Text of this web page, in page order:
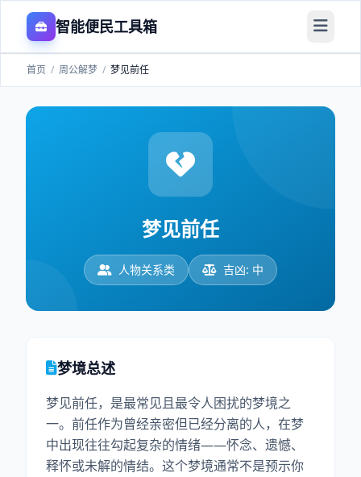
智能便民工具箱
首页 / 周公解梦 / 梦见前任
梦见前任
人物关系类 吉凶: 中
梦境总述
梦见前任，是最常见且最令人困扰的梦境之
一。前任作为曾经亲密但已经分离的人，在梦
中出现往往勾起复杂的情绪——怀念、遗憾、
释怀或未解的情结。这个梦境通常不是预示你